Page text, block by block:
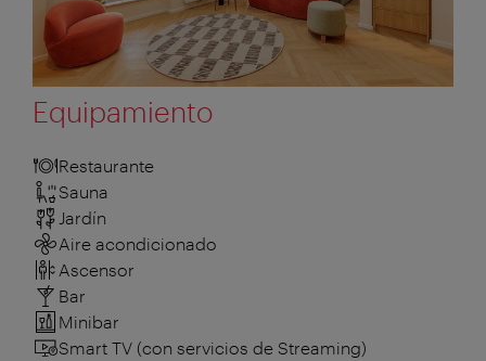
Equipamiento
Restaurante
Sauna
Jardín
Aire acondicionado
Ascensor
Bar
Minibar
Smart TV (con servicios de Streaming)